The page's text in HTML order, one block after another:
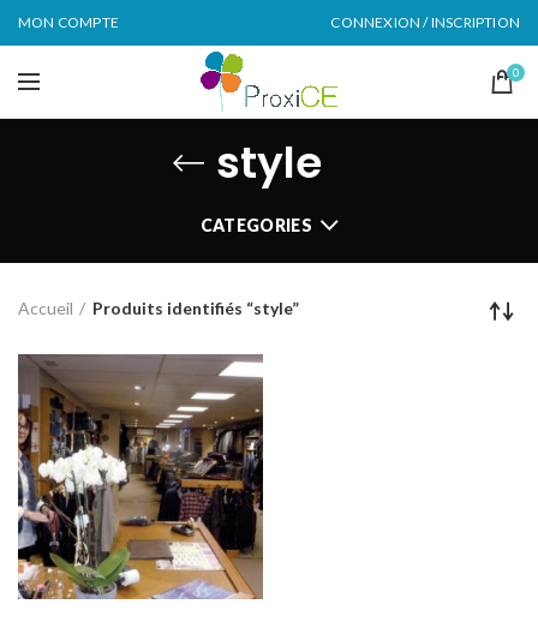
MON COMPTE CONNEXION / INSCRIPTION
0
style
CATEGORIES
Accueil Produits identifiés “style”